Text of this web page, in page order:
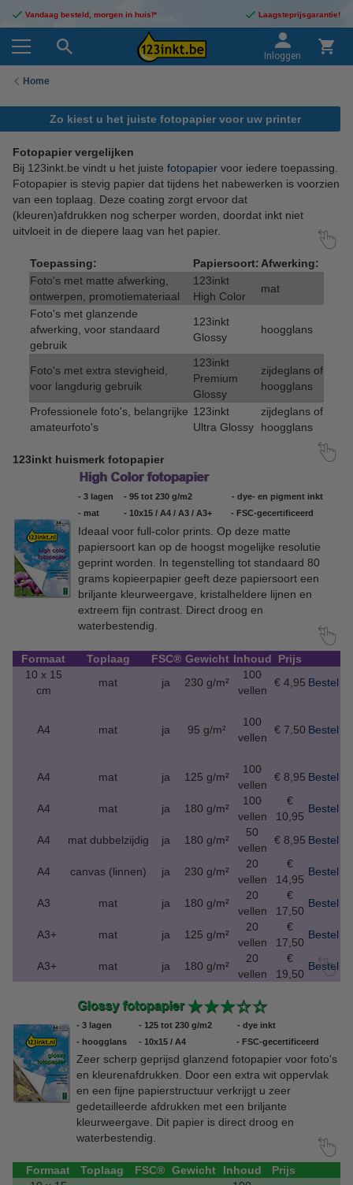
Vandaag besteld, morgen in huis!* Laagsteprijsgarantie!
Inloggen
Home
Zo kiest u het juiste fotopapier voor uw printer
Fotopapier vergelijken
Bij 123inkt.be vindt u het juiste fotopapier voor iedere toepassing.
Fotopapier is stevig papier dat tijdens het nabewerken is voorzien
van een toplaag. Deze coating zorgt ervoor dat
(kleuren)afdrukken nog scherper worden, doordat inkt niet
uitvloeit in de diepere laag van het papier.
Toepassing: Papiersoort: Afwerking:
Foto's met matte afwerking,
ontwerpen, promotiemateriaal
123inkt
High Color
mat
Foto's met glanzende
afwerking, voor standaard
gebruik
123inkt
Glossy
hoogglans
Foto's met extra stevigheid,
voor langdurig gebruik
123inkt
Premium
Glossy
zijdeglans of
hoogglans
Professionele foto's, belangrijke
amateurfoto's
123inkt
Ultra Glossy
zijdeglans of
hoogglans
123inkt huismerk fotopapier
- 3 lagen
- mat
- 95 tot 230 g/m2
- 10x15 / A4 / A3 / A3+
- dye- en pigment inkt
- FSC-gecertificeerd
Ideaal voor full-color prints. Op deze matte
papiersoort kan op de hoogst mogelijke resolutie
geprint worden. In tegenstelling tot standaard 80
grams kopieerpapier geeft deze papiersoort een
briljante kleurweergave, kristalheldere lijnen en
extreem fijn contrast. Direct droog en
waterbestendig.
Formaat Toplaag FSC® Gewicht Inhoud
Prijs
10 x 15
cm
mat ja 230 g/m²
100
vellen
€ 4,95 Bestel
A4 mat ja 95 g/m²
100
vellen
€ 7,50 Bestel
A4 mat ja 125 g/m²
100
vellen
€ 8,95 Bestel
A4 mat ja 180 g/m²
100
vellen
€
10,95
Bestel
A4 mat dubbelzijdig ja 180 g/m²
50
vellen
€ 8,95 Bestel
A4 canvas (linnen) ja 230 g/m²
20
vellen
€
14,95
Bestel
A3 mat ja 180 g/m²
20
vellen
€
17,50
Bestel
A3+ mat ja 125 g/m²
20
vellen
€
17,50
Bestel
A3+ mat ja 180 g/m²
20
vellen
€
19,50
Bestel
- 3 lagen
- hoogglans
- 125 tot 230 g/m2
- 10x15 / A4
- dye inkt
- FSC-gecertificeerd
Zeer scherp geprijsd glanzend fotopapier voor foto's
en kleurenafdrukken. Door een extra wit oppervlak
en een fijne papierstructuur verkrijgt u zeer
gedetailleerde afdrukken met een briljante
kleurweergave. Dit papier is direct droog en
waterbestendig.
Formaat Toplaag FSC® Gewicht Inhoud
Prijs